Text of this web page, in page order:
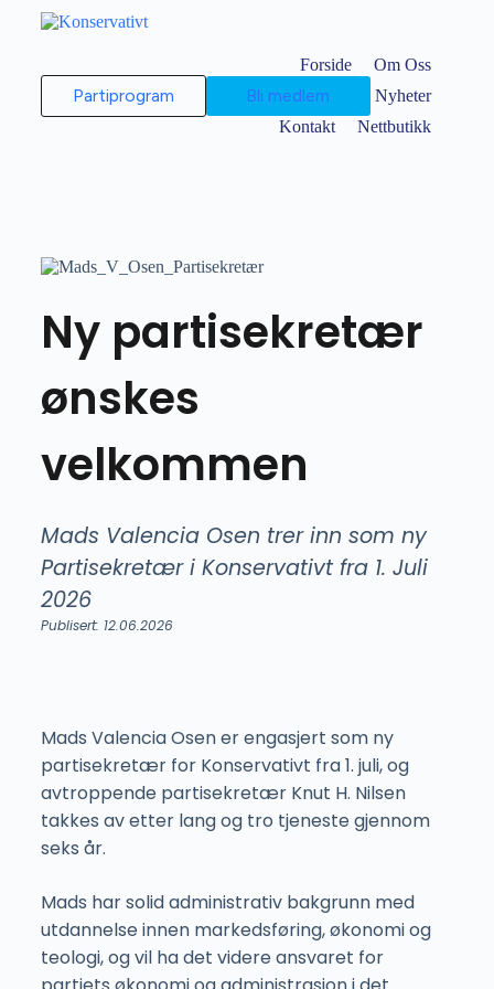
Forside
Om Oss
Organisasjon
Nyheter
Kontakt
Nettbutikk
Partiprogram Bli medlem
Ny partisekretær
ønskes
velkommen
Mads Valencia Osen trer inn som ny
Partisekretær i Konservativt fra 1. Juli
2026
Publisert: 12.06.2026
Mads Valencia Osen er engasjert som ny
partisekretær for Konservativt fra 1. juli, og
avtroppende partisekretær Knut H. Nilsen
takkes av etter lang og tro tjeneste gjennom
seks år.
Mads har solid administrativ bakgrunn med
utdannelse innen markedsføring, økonomi og
teologi, og vil ha det videre ansvaret for